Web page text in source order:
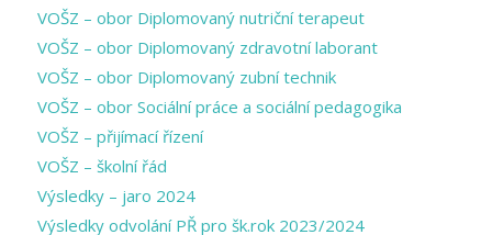
VOŠZ – obor Diplomovaný nutriční terapeut
VOŠZ – obor Diplomovaný zdravotní laborant
VOŠZ – obor Diplomovaný zubní technik
VOŠZ – obor Sociální práce a sociální pedagogika
VOŠZ – přijímací řízení
VOŠZ – školní řád
Výsledky – jaro 2024
Výsledky odvolání PŘ pro šk.rok 2023/2024